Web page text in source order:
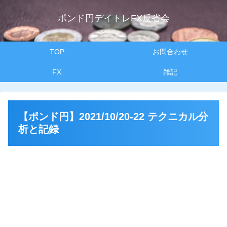
ポンド円デイトレFX反省会
TOP お問合わせ
FX 雑記
【ポンド円】2021/10/20-22 テクニカル分
析と記録